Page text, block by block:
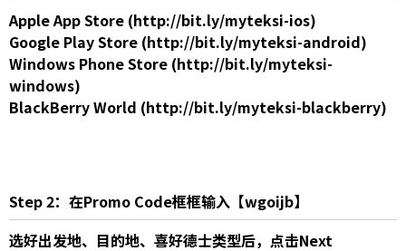
Apple App Store (http://bit.ly/myteksi-ios)
Google Play Store (http://bit.ly/myteksi-android)
Windows Phone Store (http://bit.ly/myteksi-
windows)
BlackBerry World (http://bit.ly/myteksi-blackberry)
Step 2：在Promo Code框框输入【wgoijb】
选好出发地、目的地、喜好德士类型后，点击Next